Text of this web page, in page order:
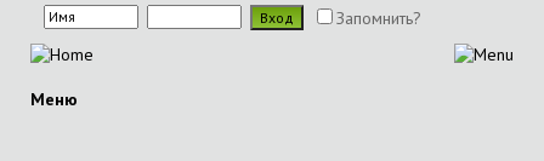
Запомнить?
Меню